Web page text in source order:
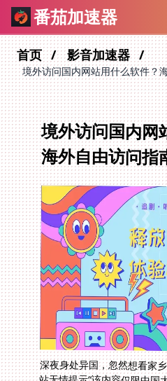
番茄加速器
首页 影音加速器
境外访问国内网站用什么软件？
境外访问国内网
海外自由访问指
深夜身处异国，忽然想看家
站无情提示“该内容仅限中
内银行APP处理急事，屏幕
听老同学在微信群分享的歌
着急——这些场景对留学生
悉了。境外访问国内网站
的“数字鸿沟”？这一切的根
格的版权地域保护政策以及
款真正可靠、功能全面的回
关键。本文将一步步拆解海